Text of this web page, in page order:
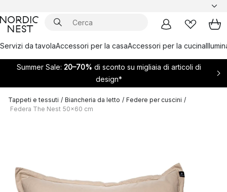
Servizi da tavolaAccessori per la casaAccessori per la cucina
Summer Sale: 20–70% di sconto su migliaia di articoli di
design*
Tappeti e tessuti / Biancheria da letto / Federe per cuscini /
Federa The Nest 50x60 cm